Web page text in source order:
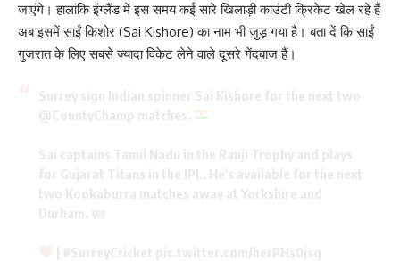
जाएंगे। हालांकि इंग्लैंड में इस समय कई सारे खिलाड़ी काउंटी क्रिकेट खेल रहे हैं
अब इसमें साईं किशोर (Sai Kishore) का नाम भी जुड़ गया है। बता दें कि साईं
गुजरात के लिए सबसे ज्यादा विकेट लेने वाले दूसरे गेंदबाज हैं।